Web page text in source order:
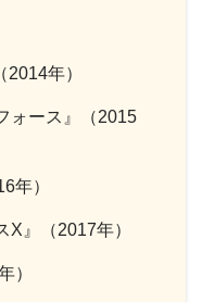
2014年）
ォース』（2015
年）
X』（2017年）
）